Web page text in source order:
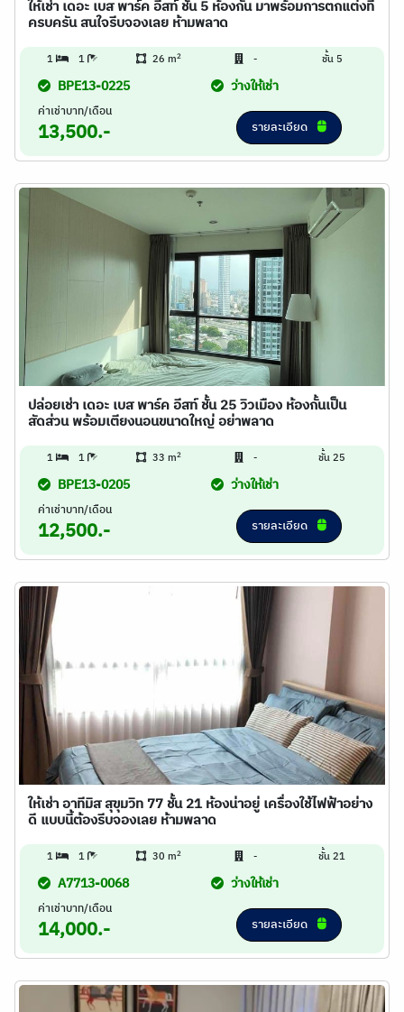
ให้เช่า เดอะ เบส พาร์ค อีสท์ ชั้น 5 ห้องกั้น มาพร้อมการตกแต่งที่
ครบครัน สนใจรีบจองเลย ห้ามพลาด
1 1 26 m2 - ชั้น 5
BPE13-0225 ว่างให้เช่า
ค่าเช่าบาท/เดือน
13,500.- รายละเอียด
ปล่อยเช่า เดอะ เบส พาร์ค อีสท์ ชั้น 25 วิวเมือง ห้องกั้นเป็น
สัดส่วน พร้อมเตียงนอนขนาดใหญ่ อย่าพลาด
1 1 33 m2 - ชั้น 25
BPE13-0205 ว่างให้เช่า
ค่าเช่าบาท/เดือน
12,500.- รายละเอียด
ให้เช่า อาทีมิส สุขุมวิท 77 ชั้น 21 ห้องน่าอยู่ เครื่องใช้ไฟฟ้าอย่าง
ดี แบบนี้ต้องรีบจองเลย ห้ามพลาด
1 1 30 m2 - ชั้น 21
A7713-0068 ว่างให้เช่า
ค่าเช่าบาท/เดือน
14,000.- รายละเอียด